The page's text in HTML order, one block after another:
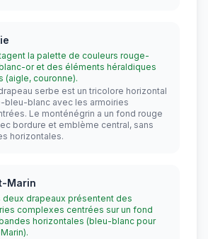
la palette de couleurs rouge-
or et des éléments héraldiques
(aigle, couronne).
serbe est un tricolore horizontal
bleu-blanc avec les armoiries
Le monténégrin a un fond rouge
bordure et emblème central, sans
horizontales.
Marin
deux drapeaux présentent des
complexes centrées sur un fond
horizontales (bleu-blanc pour